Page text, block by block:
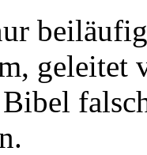
geleitet